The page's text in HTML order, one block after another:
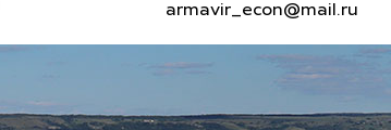
armavir_econ@mail.ru